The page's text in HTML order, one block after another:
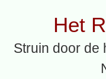
Het
Struin door de